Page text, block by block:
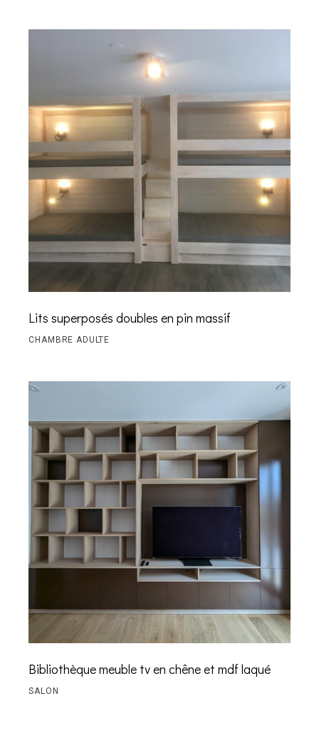
Lits superposés doubles en pin massif
CHAMBRE ADULTE
Bibliothèque meuble tv en chêne et mdf laqué
SALON